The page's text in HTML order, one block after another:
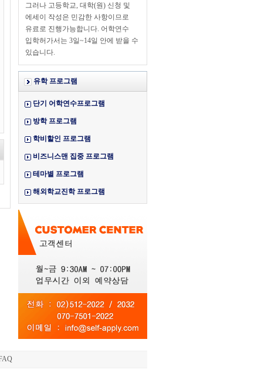
그러나 고등학교, 대학(원) 신청 및
에세이 작성은 민감한 사항이므로
유료로 진행가능합니다. 어학연수
입학허가서는 3일~14일 안에 받을 수
있습니다.
유학 프로그램
단기 어학연수프로그램
방학 프로그램
학비할인 프로그램
비즈니스맨 집중 프로그램
테마별 프로그램
해외학교진학 프로그램